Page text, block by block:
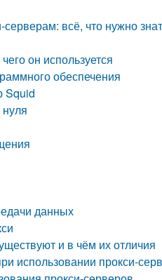
всё, что нужно
он используется
обеспечения
Squid
данных
и в чём их отличия
использовании прокси-